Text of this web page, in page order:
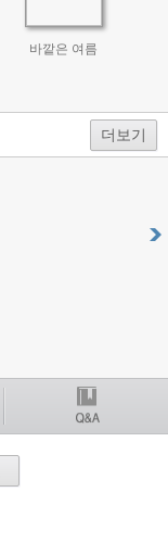
바깥은 여름
더보기